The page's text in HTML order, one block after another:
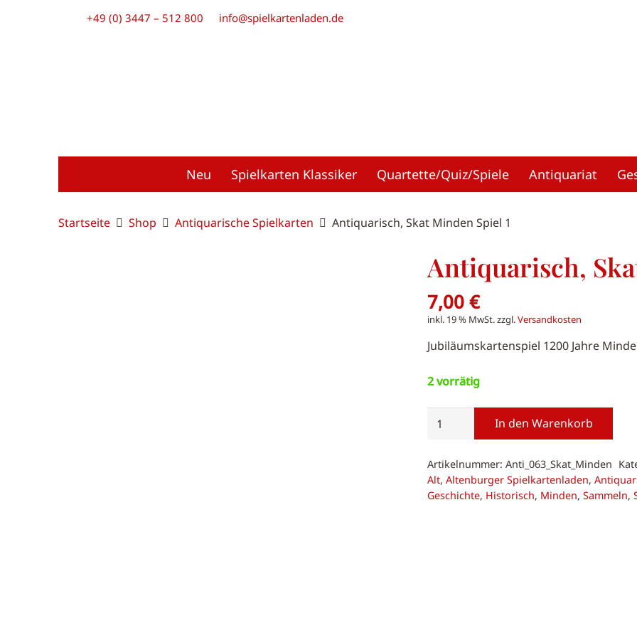
+49 (0) 3447 – 512 800 info@spielkartenladen.de
Neu Spielkarten Klassiker Quartette/Quiz/Spiele Antiquariat
Startseite Shop Antiquarische Spielkarten Antiquarisch, Skat Minden Spiel 1
Antiquarisch,
7,00€
inkl. 19 % MwSt.zzgl.Versandkosten
Jubiläumskartenspiel 1200 Jahre
2 vorrätig
Antiquarisch,
Spiel
1
In den Warenkorb
Artikelnummer:Anti_063_Skat_Minden
Alt,Altenburger Spielkartenladen,
Geschichte, Historisch, Minden,Sammeln,